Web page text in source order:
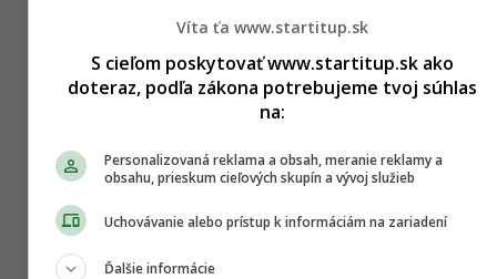
Víta ťa www.startitup.sk
S cieľom poskytovať www.startitup.sk ako
doteraz, podľa zákona potrebujeme tvoj súhlas
na:
Personalizovaná reklama a obsah, meranie reklamy a
obsahu, prieskum cieľových skupín a vývoj služieb
Uchovávanie alebo prístup k informáciám na zariadení
Ďalšie informácie